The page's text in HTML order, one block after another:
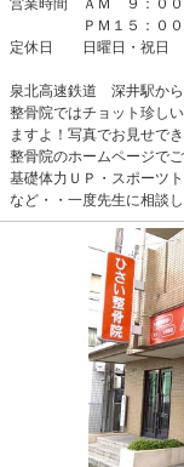
営業時間 ＡＭ ９：００
ＰＭ１５：００～２
定休日 日曜日・祝日
泉北高速鉄道 深井駅か
整骨院ではチョット珍し
ますよ！写真でお見せで
整骨院のホームページで
基礎体力ＵＰ・スポーツ
など・・一度先生に相談